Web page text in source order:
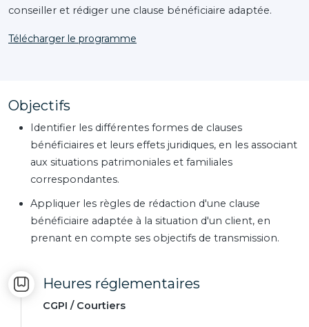
conseiller et rédiger une clause bénéficiaire adaptée.
Télécharger le programme
Objectifs
Identifier les différentes formes de clauses
bénéficiaires et leurs effets juridiques, en les associant
aux situations patrimoniales et familiales
correspondantes.
Appliquer les règles de rédaction d'une clause
bénéficiaire adaptée à la situation d'un client, en
prenant en compte ses objectifs de transmission.
Heures réglementaires
CGPI / Courtiers